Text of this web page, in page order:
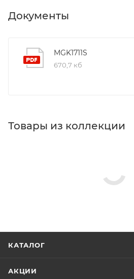
Документы
MGK1711S
670,7 кб
Товары из коллекции
КАТАЛОГ
АКЦИИ